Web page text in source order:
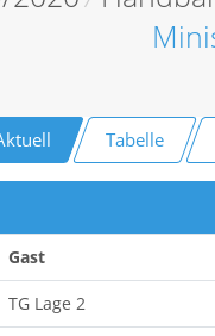
Tabelle
Gast
TG Lage 2